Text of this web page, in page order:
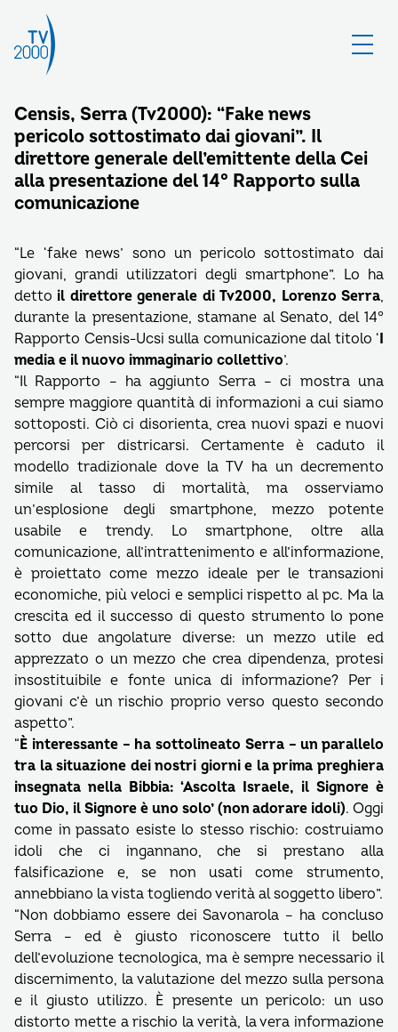
Censis, Serra (Tv2000): “Fake news
pericolo sottostimato dai giovani”. Il
direttore generale dell’emittente della Cei
alla presentazione del 14° Rapporto sulla
comunicazione
“Le ‘fake news’ sono un pericolo sottostimato dai
giovani, grandi utilizzatori degli smartphone”. Lo ha
detto il direttore generale di Tv2000, Lorenzo Serra,
durante la presentazione, stamane al Senato, del 14°
Rapporto Censis-Ucsi sulla comunicazione dal titolo ‘I
media e il nuovo immaginario collettivo’.
“Il Rapporto – ha aggiunto Serra – ci mostra una
sempre maggiore quantità di informazioni a cui siamo
sottoposti. Ciò ci disorienta, crea nuovi spazi e nuovi
percorsi per districarsi. Certamente è caduto il
modello tradizionale dove la TV ha un decremento
simile al tasso di mortalità, ma osserviamo
un’esplosione degli smartphone, mezzo potente
usabile e trendy. Lo smartphone, oltre alla
comunicazione, all’intrattenimento e all’informazione,
è proiettato come mezzo ideale per le transazioni
economiche, più veloci e semplici rispetto al pc. Ma la
crescita ed il successo di questo strumento lo pone
sotto due angolature diverse: un mezzo utile ed
apprezzato o un mezzo che crea dipendenza, protesi
insostituibile e fonte unica di informazione? Per i
giovani c’è un rischio proprio verso questo secondo
aspetto”.
“È interessante – ha sottolineato Serra – un parallelo
tra la situazione dei nostri giorni e la prima preghiera
insegnata nella Bibbia: ‘Ascolta Israele, il Signore è
tuo Dio, il Signore è uno solo’ (non adorare idoli). Oggi
come in passato esiste lo stesso rischio: costruiamo
idoli che ci ingannano, che si prestano alla
falsificazione e, se non usati come strumento,
annebbiano la vista togliendo verità al soggetto libero”.
“Non dobbiamo essere dei Savonarola – ha concluso
Serra – ed è giusto riconoscere tutto il bello
dell’evoluzione tecnologica, ma è sempre necessario il
discernimento, la valutazione del mezzo sulla persona
e il giusto utilizzo. È presente un pericolo: un uso
distorto mette a rischio la verità, la vera informazione